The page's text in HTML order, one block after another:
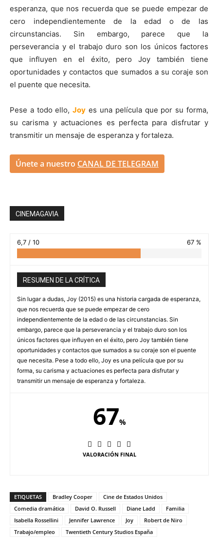
esperanza, que nos recuerda que se puede empezar de
cero independientemente de la edad o de las
circunstancias. Sin embargo, parece que la
perseverancia y el trabajo duro son los únicos factores
que influyen en el éxito, pero Joy también tiene
oportunidades y contactos que sumados a su coraje son
el puente que necesita.
Pese a todo ello,Joy es una película que por su forma,
su carisma y actuaciones es perfecta para disfrutar y
transmitir un mensaje de esperanza y fortaleza.
Únete a nuestro CANAL DE TELEGRAM
CINEMAGAVIA
6,7 / 10 67 %
RESUMEN DE LA CRÍTICA
Sin lugar a dudas, Joy (2015) es una historia cargada de esperanza,
que nos recuerda que se puede empezar de cero
independientemente de la edad o de las circunstancias. Sin
embargo, parece que la perseverancia y el trabajo duro son los
únicos factores que influyen en el éxito, pero Joy también tiene
oportunidades y contactos que sumados a su coraje son el puente
que necesita. Pese a todo ello, Joy es una película que por su
forma, su carisma y actuaciones es perfecta para disfrutar y
transmitir un mensaje de esperanza y fortaleza.
67%
VALORACIÓN FINAL
ETIQUETAS Bradley Cooper
Cine de Estados Unidos
Comedia dramática
David O. Russell Diane Ladd
Familia
Isabella Rossellini
Jennifer Lawrence Joy
Robert de Niro
Trabajo/empleo
Twentieth Century Studios España